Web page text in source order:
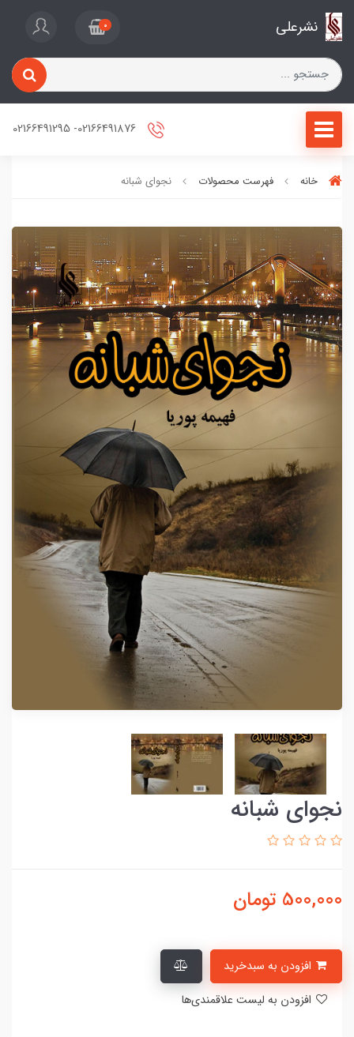
نشرعلی 0
خانه فهرست محصولات نجوای شبانه
نجوای شبانه
500,000 تومان